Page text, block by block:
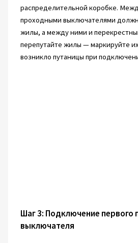
распределительной коробке.
проходными выключателями
жилы, а между ними и
перепутайте жилы — маркируйте
возникло путаницы при
Шаг 3: Подключение первого
выключателя